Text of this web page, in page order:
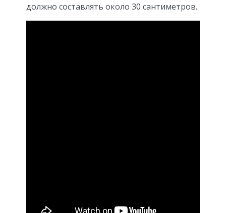
должно составлять около 30 сантиметров.